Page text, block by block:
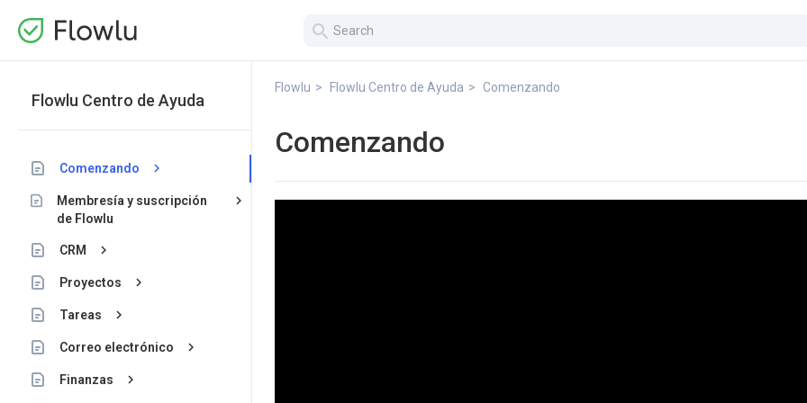
search
Flowlu Centro de Ayuda
Comenzando keyboard_arrow_right
Membresía y suscripción
de Flowlu
keyboard_arrow_right
CRM keyboard_arrow_right
Proyectos keyboard_arrow_right
Tareas keyboard_arrow_right
Correo electrónico keyboard_arrow_right
Finanzas keyboard_arrow_right
Flowlu Flowlu Centro de Ayuda Comenzando
Comenzando